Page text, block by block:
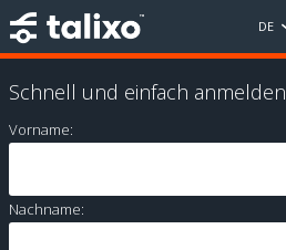
DE
Schnell und einfach anmelden
Vorname:
Nachname: